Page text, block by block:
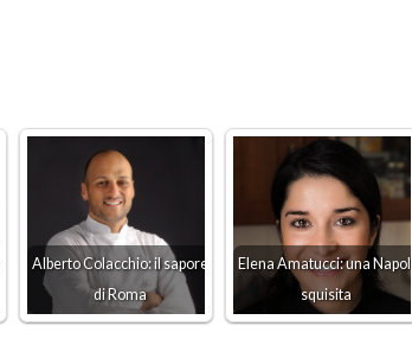
Alberto Colacchio: il sapore
di Roma
Elena Amatucci: una Napoli
squisita